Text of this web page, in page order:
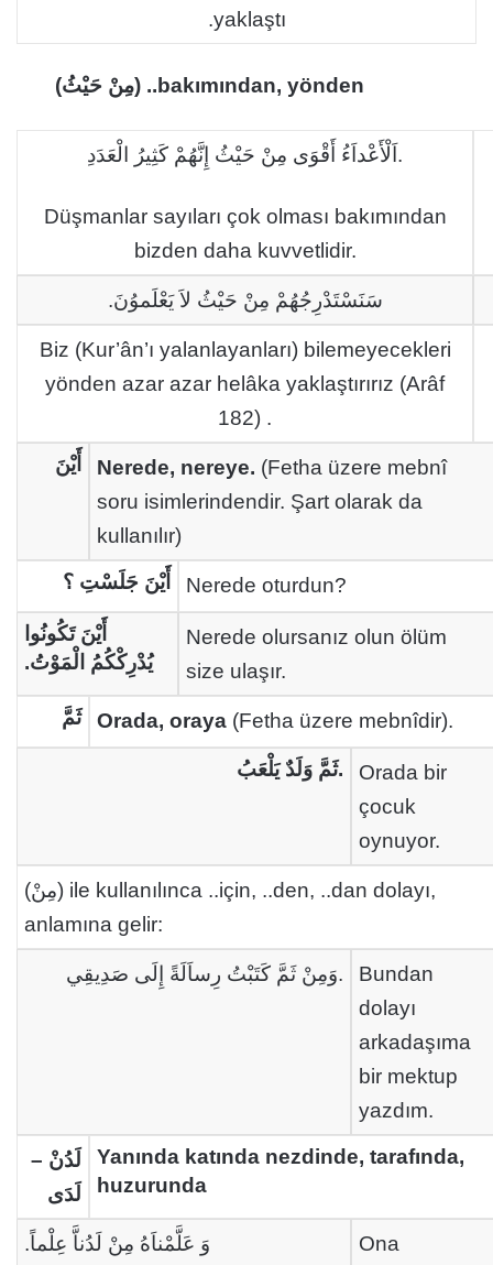
yaklaştı.
(مِنْ حَيْثُ) ..bakımından, yönden
اَلْأَعْداَءُ أَقْوَى مِنْ حَيْثُ إِنَّهُمْ كَثِيرُ الْعَدَدِ.
Düşmanlar sayıları çok olması bakımından
bizden daha kuvvetlidir.
سَنَسْتَدْرِجُهُمْ مِنْ حَيْثُ لاَ يَعْلَموُنَ.
Biz (Kur’ân’ı yalanlayanları) bilemeyecekleri
yönden azar azar helâka yaklaştırırız (Arâf
182) .
أَيْنَ
Nerede, nereye. (Fetha üzere mebnî
soru isimlerindendir. Şart olarak da
kullanılır)
أَيْنَ جَلَسْتِ ؟
Nerede oturdun?
أَيْنَ تَكُونُوا
يُدْرِكْكُمُ الْمَوْتُ.
Nerede olursanız olun ölüm
size ulaşır.
ثَمَّ
Orada, oraya (Fetha üzere mebnîdir).
ثَمَّ وَلَدٌ يَلْعَبُ.
Orada bir
çocuk
oynuyor.
(مِنْ) ile kullanılınca ..için, ..den, ..dan dolayı,
anlamına gelir:
وَمِنْ ثَمَّ كَتَبْتُ رِساَلَةً إِلَى صَدِيقِي.
Bundan
dolayı
arkadaşıma
bir mektup
yazdım.
لَدُنْ –
لَدَى
Yanında katında nezdinde, tarafında,
huzurunda
وَ عَلَّمْناَهُ مِنْ لَدُناَّ عِلْماً.
Ona